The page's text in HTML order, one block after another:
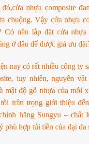
nhựa composite
chuộng. Vậy cửa nhựa
Có nên lắp đặt cửa nhựa
ở đâu để được giá ưu
nay có rất nhiều công ty
tuy nhiên, nguyên
mật độ gỗ nhựa của mỗi
trân trọng giới thiệu
hãng Sungyu – chất
phù hợp túi tiền của đại đa